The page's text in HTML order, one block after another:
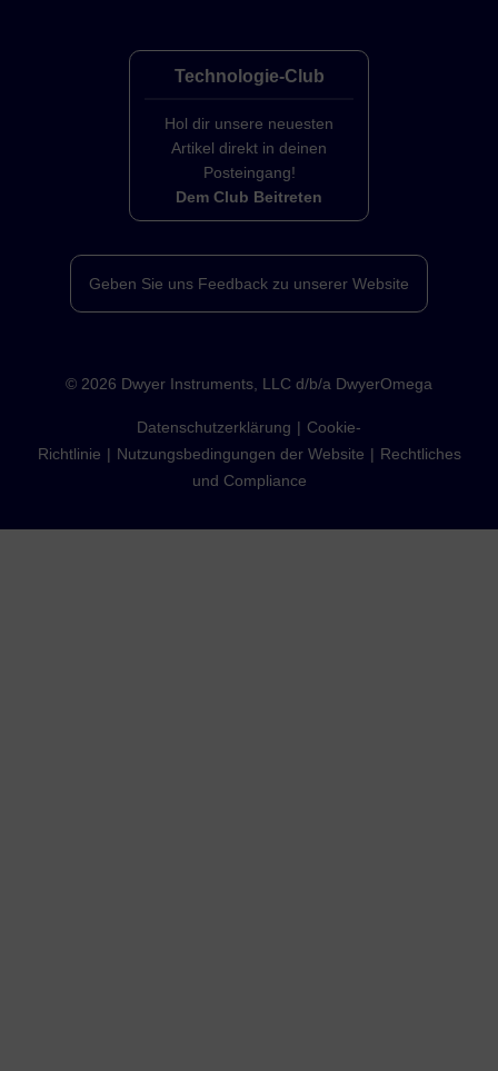
Technologie-Club
Hol dir unsere neuesten
Artikel direkt in deinen
Posteingang!
Dem Club Beitreten
Geben Sie uns Feedback zu unserer Website
© 2026 Dwyer Instruments, LLC d/b/a DwyerOmega
Datenschutzerklärung
Cookie-
Richtlinie
Nutzungsbedingungen der Website
Rechtliches
und Compliance